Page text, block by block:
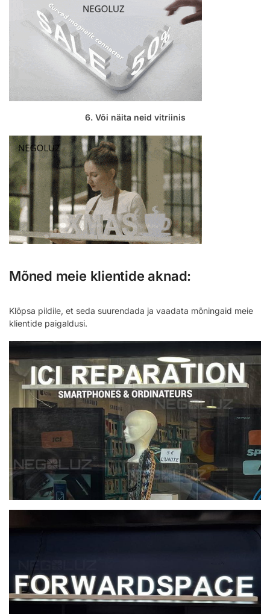
6. Või näita neid vitriinis
Mõned meie klientide aknad:
Klõpsa pildile, et seda suurendada ja vaadata mõningaid meie
klientide paigaldusi.